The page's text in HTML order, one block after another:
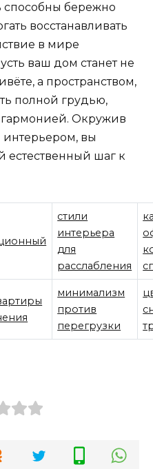
способны бережно
восстанавливать
в мире
ваш дом станет не
а пространством,
полной грудью,
гармонией. Окружив
вы
естественный шаг к
стили
интерьера
для
расслабления
минимализм
против
перегрузки